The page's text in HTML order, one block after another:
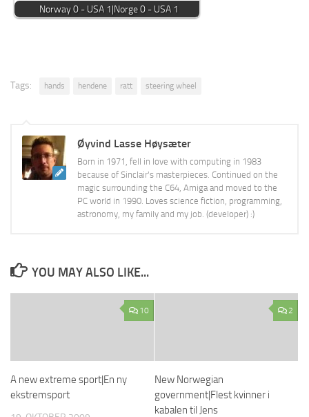
Norway 0 - USA 1|Norge 0 - USA 1
Tags: hands hendene ratt steering wheel
Øyvind Lasse Høysæter
Born in 1971, fell in love with computing in 1983
because of Sinclair's masterpieces. Continued on the
magic surrounding the C64, Amiga and moved to the
PC world in 1990. Loves science fiction, programming,
astronomy, my family and my job. (developer) :)
YOU MAY ALSO LIKE...
10
A new extreme sport|En ny
ekstremsport
2
New Norwegian
government|Flest kvinner i
kabalen til Jens